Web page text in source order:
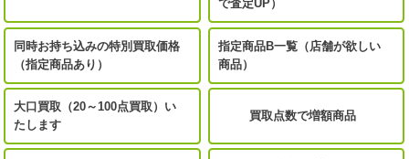
で査定UP）
同時お持ち込みの特別買取価格
（指定商品あり）
指定商品B一覧（店舗が欲しい
商品）
大口買取（20～100点買取）い
たします
買取点数で増額商品